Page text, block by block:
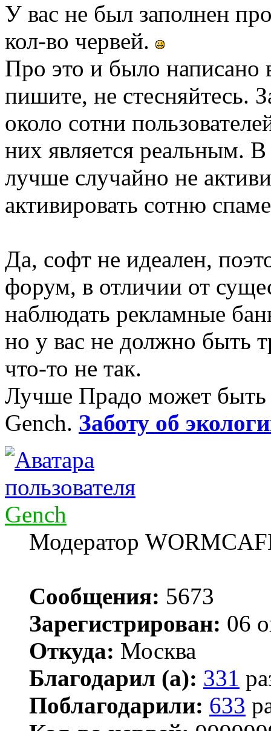
У вас не был заполнен
кол-во червей.
Про это и было написано
пишите, не стесняйтесь.
около сотни
них является реальным.
лучше случайно не
активировать сотню
Да, софт не идеален,
форум, в отличии от
наблюдать рекламные
но у вас не должно быть
что-то не так.
Лучше Прадо может
Gench. Заботу об
Gench
Модератор
Сообщения: 5673
Зарегистрирован: 06
Откуда: Москва
Благодарил (а): 331
Поблагодарили: 633